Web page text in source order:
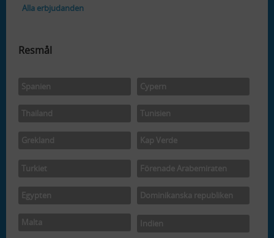
Alla erbjudanden
Resmål
Spanien
Thailand
Grekland
Turkiet
Egypten
Malta
Cypern
Tunisien
Kap Verde
Förenade Arabemiraten
Dominikanska republiken
Indien